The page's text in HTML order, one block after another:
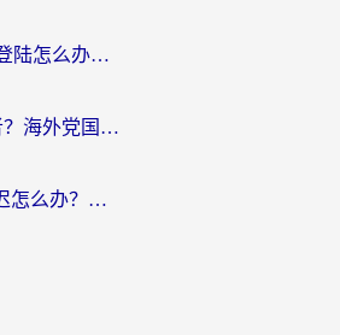
300大作战国外无法登陆怎么办？海外玩家亲测有效的解决指南
法国怎么玩我的勇者？海外党国服游戏不卡攻略，附3款热门游戏加速实测
国外玩BanG网络延迟怎么办？海外玩家亲测有效的国服游戏加速指南